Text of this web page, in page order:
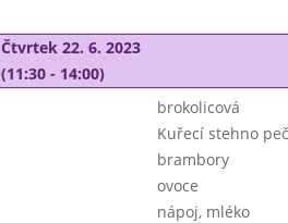
Čtvrtek 22. 6. 2023
(11:30 - 14:00)
brokolicová
Kuřecí stehno
brambory
ovoce
nápoj, mléko